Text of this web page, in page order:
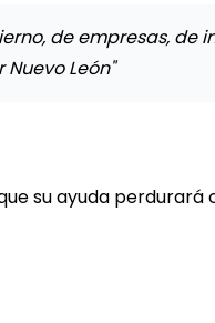
de empresas, de
León"
su ayuda perdurará